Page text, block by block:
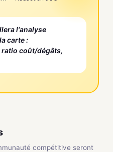
l'analyse
carte :
coût/dégâts,
compétitive seront